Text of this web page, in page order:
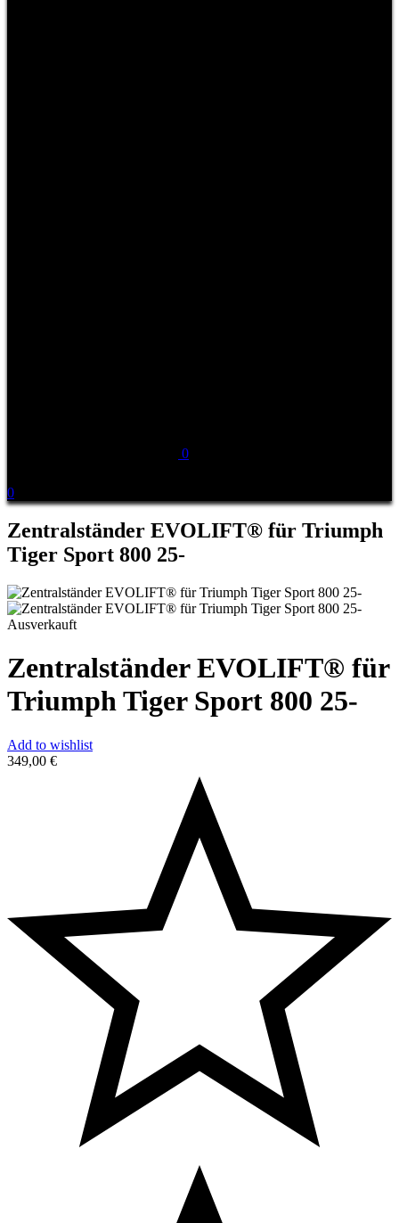
0
0
Zentralständer EVOLIFT® für Triumph
Tiger Sport 800 25-
Ausverkauft
Zentralständer EVOLIFT® für
Triumph Tiger Sport 800 25-
Add to wishlist
349,00 €